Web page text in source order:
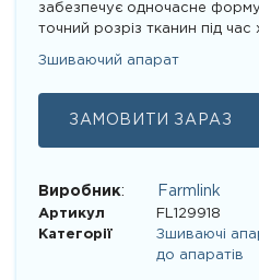
забезпечує одночасне
точний розріз тканин під час
Зшиваючий апарат
ЗАМОВИТИ ЗАРАЗ
Виробник: Farmlink
Артикул
FL129918
Категорії
Зшиваючі
до апаратів